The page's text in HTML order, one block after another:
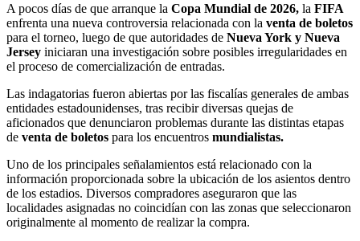
A pocos días de que arranque la Copa Mundial de 2026, la FIFA
enfrenta una nueva controversia relacionada con la venta de boletos
para el torneo, luego de que autoridades de Nueva York y Nueva
Jersey iniciaran una investigación sobre posibles irregularidades en
el proceso de comercialización de entradas.
Las indagatorias fueron abiertas por las fiscalías generales de ambas
entidades estadounidenses, tras recibir diversas quejas de
aficionados que denunciaron problemas durante las distintas etapas
de venta de boletos para los encuentros mundialistas.
Uno de los principales señalamientos está relacionado con la
información proporcionada sobre la ubicación de los asientos dentro
de los estadios. Diversos compradores aseguraron que las
localidades asignadas no coincidían con las zonas que seleccionaron
originalmente al momento de realizar la compra.